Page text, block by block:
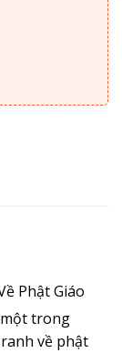
Phật Giáo
một trong
về phật